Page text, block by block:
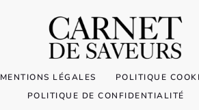
MENTIONS LÉGALES
POLITIQUE
POLITIQUE DE CONFIDENTIALITÉ